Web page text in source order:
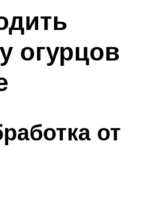
огурцов
от